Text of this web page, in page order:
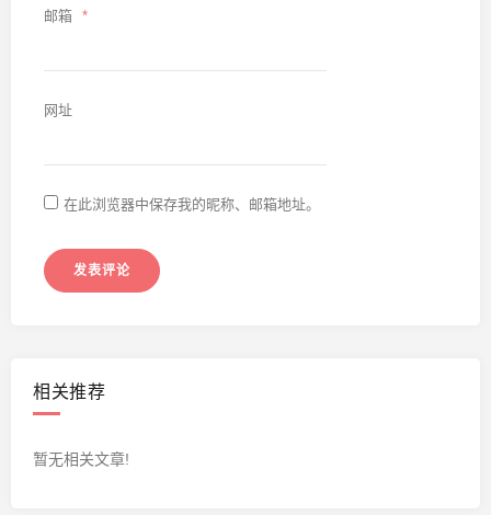
邮箱 *
网址
在此浏览器中保存我的昵称、邮箱地址。
相关推荐
暂无相关文章!